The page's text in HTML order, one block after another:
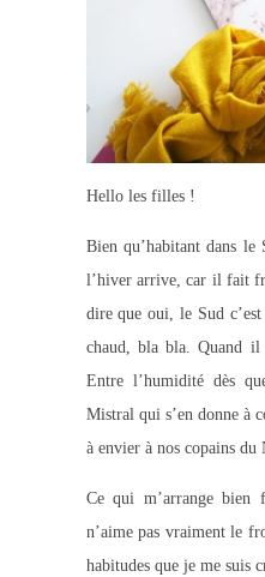
Hello les filles !
Bien qu’habitant dans
l’hiver arrive, car il fait
dire que oui, le Sud
chaud, bla bla. Quand
Entre l’humidité dès
Mistral qui s’en donne à
à envier à nos copains du
Ce qui m’arrange bien
n’aime pas vraiment le
habitudes que je me suis